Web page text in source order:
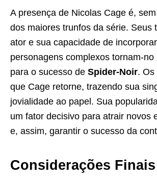
A presença de Nicolas Cage é,
dos maiores trunfos da série. Seus
ator e sua capacidade de
personagens complexos tornam-no
para o sucesso de Spider-Noir. Os
que Cage retorne, trazendo sua
jovialidade ao papel. Sua
um fator decisivo para atrair novos
e, assim, garantir o sucesso da
Considerações Finais